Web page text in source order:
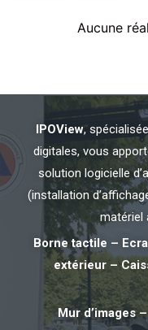
Aucune
IPOView,
digitales, vous
solution logicielle
(installation
matériel
Borne tactile –
extérieur –
Mur d’images